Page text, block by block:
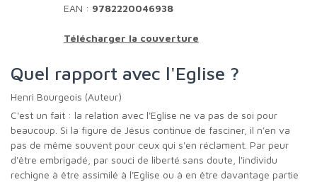
EAN : 9782220046938
Télécharger la couverture
Quel rapport avec l'Eglise ?
Henri Bourgeois (Auteur)
C'est un fait : la relation avec l'Eglise ne va pas de soi pour
beaucoup. Si la figure de Jésus continue de fasciner, il n'en va
pas de même souvent pour ceux qui s'en réclament. Par peur
d'être embrigadé, par souci de liberté sans doute, l'individu
rechigne à être assimilé à l'Eglise ou à en être davantage partie